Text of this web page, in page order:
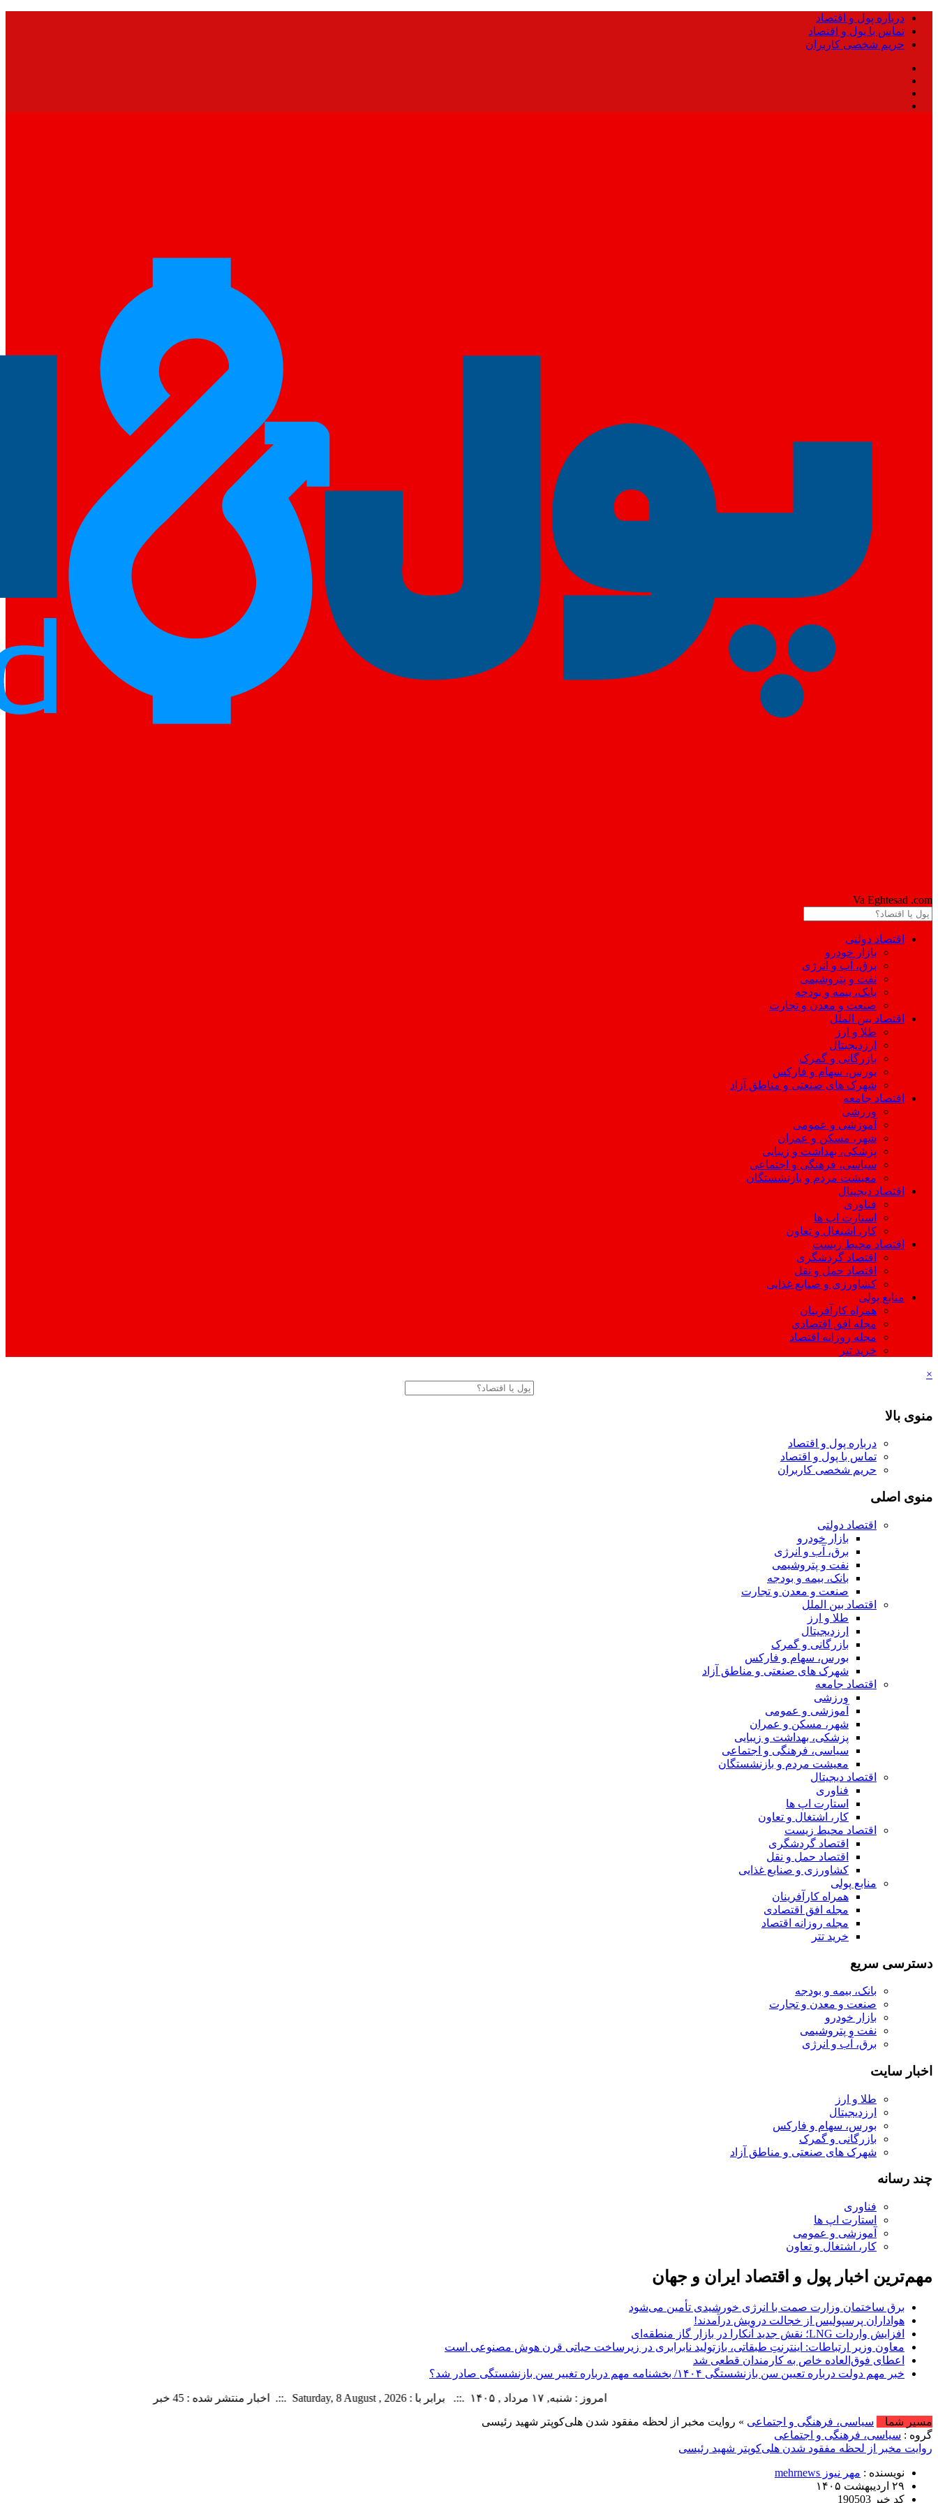
درباره پول و اقتصاد
تماس با پول و اقتصاد
حریم شخصی کاربران
Va Eghtesad .com
اقتصاد دولتی
بازار خودرو
برق، آب و انرژی
نفت و پتروشیمی
بانک، بیمه و بودجه
صنعت و معدن و تجارت
اقتصاد بین الملل
طلا و ارز
ارزدیجیتال
بازرگانی و گمرک
بورس، سهام و فارکس
شهرک های صنعتی و مناطق آزاد
اقتصاد جامعه
ورزشی
آموزشی و عمومی
شهر، مسکن و عمران
پزشکی، بهداشت و زیبایی
سیاسی، فرهنگی و اجتماعی
معیشت مردم و بازنشستگان
اقتصاد دیجیتال
فناوری
استارت اپ ها
کار، اشتغال و تعاون
اقتصاد محیط زیست
اقتصاد گردشگری
اقتصاد حمل و نقل
کشاورزی و صنایع غذایی
منابع پولی
همراه کارآفرینان
مجله افق اقتصادی
مجله روزانه اقتصاد
خرید تتر
×
منوی بالا
درباره پول و اقتصاد
تماس با پول و اقتصاد
حریم شخصی کاربران
منوی اصلی
اقتصاد دولتی
بازار خودرو
برق، آب و انرژی
نفت و پتروشیمی
بانک، بیمه و بودجه
صنعت و معدن و تجارت
اقتصاد بین الملل
طلا و ارز
ارزدیجیتال
بازرگانی و گمرک
بورس، سهام و فارکس
شهرک های صنعتی و مناطق آزاد
اقتصاد جامعه
ورزشی
آموزشی و عمومی
شهر، مسکن و عمران
پزشکی، بهداشت و زیبایی
سیاسی، فرهنگی و اجتماعی
معیشت مردم و بازنشستگان
اقتصاد دیجیتال
فناوری
استارت اپ ها
کار، اشتغال و تعاون
اقتصاد محیط زیست
اقتصاد گردشگری
اقتصاد حمل و نقل
کشاورزی و صنایع غذایی
منابع پولی
همراه کارآفرینان
مجله افق اقتصادی
مجله روزانه اقتصاد
خرید تتر
دسترسی سریع
بانک، بیمه و بودجه
صنعت و معدن و تجارت
بازار خودرو
نفت و پتروشیمی
برق، آب و انرژی
اخبار سایت
طلا و ارز
ارزدیجیتال
بورس، سهام و فارکس
بازرگانی و گمرک
شهرک های صنعتی و مناطق آزاد
چند رسانه
فناوری
استارت اپ ها
آموزشی و عمومی
کار، اشتغال و تعاون
مهم‌ترین اخبار پول و اقتصاد ایران و جهان
برق ساختمان وزارت صمت با انرژی خورشیدی تأمین می‌شود
هواداران پرسپولیس از خجالت درویش درآمدند!
افزایش واردات LNG؛ نقش جدید آنکارا در بازار گاز منطقه‌ای
معاون وزیر ارتباطات: اینترنتِ طبقاتی، بازتولید نابرابری در زیرساخت حیاتی قرن هوش مصنوعی است
اعطای فوق‌العاده خاص به کارمندان قطعی شد
خبر مهم دولت درباره تعیین سن بازنشستگی ۱۴۰۴/ بخشنامه مهم درباره تغییر سن بازنشستگی صادر شد؟
امروز : شنبه, ۱۷ مرداد , ۱۴۰۵ .::. برابر با : Saturday, 8 August , 2026 .::. اخبار منتشر شده : 45 خبر
مسیر شما
سیاسی، فرهنگی و اجتماعی » روایت مخبر از لحظه مفقود شدن هلی‌کوپتر شهید رئیسی
گروه : سیاسی، فرهنگی و اجتماعی
روایت مخبر از لحظه مفقود شدن هلی‌کوپتر شهید رئیسی
نویسنده : مهر نیوز mehrnews
۲۹ اردیبهشت ۱۴۰۵
کد خبر 190503